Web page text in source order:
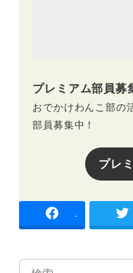
プレミアム部員募
おでかけわんこ部の
部員募集中！
プレ
-